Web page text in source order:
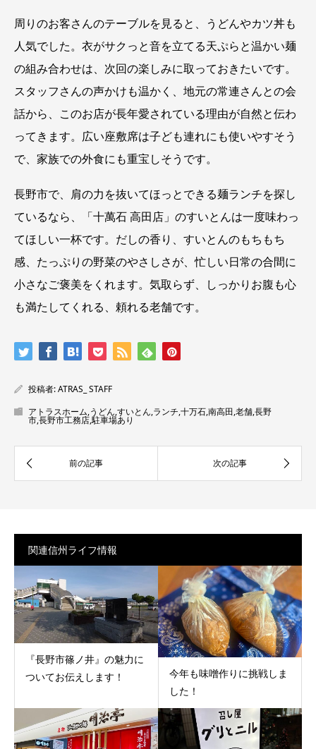
周りのお客さんのテーブルを見ると、うどんやカツ丼も
人気でした。衣がサクっと音を立てる天ぷらと温かい麺
の組み合わせは、次回の楽しみに取っておきたいです。
スタッフさんの声かけも温かく、地元の常連さんとの会
話から、このお店が長年愛されている理由が自然と伝わ
ってきます。広い座敷席は子ども連れにも使いやすそう
で、家族での外食にも重宝しそうです。
長野市で、肩の力を抜いてほっとできる麺ランチを探し
ているなら、「十萬石 高田店」のすいとんは一度味わっ
てほしい一杯です。だしの香り、すいとんのもちもち
感、たっぷりの野菜のやさしさが、忙しい日常の合間に
小さなご褒美をくれます。気取らず、しっかりお腹も心
も満たしてくれる、頼れる老舗です。
投稿者:ATRAS_ STAFF
アトラスホーム,うどん,すいとん,ランチ,十万石,南高田,老舗,長野
市,長野市工務店,駐車場あり
関連信州ライフ情報
『長野市篠ノ井』の魅力に
ついてお伝えします！
今年も味噌作りに挑戦しま
した！